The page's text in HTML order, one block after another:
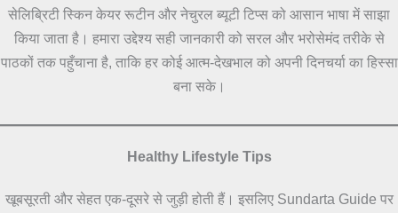
सेलिब्रिटी स्किन केयर रूटीन और नेचुरल ब्यूटी टिप्स को आसान भाषा में साझा
किया जाता है। हमारा उद्देश्य सही जानकारी को सरल और भरोसेमंद तरीके से
पाठकों तक पहुँचाना है, ताकि हर कोई आत्म-देखभाल को अपनी दिनचर्या का हिस्सा
बना सके।
Healthy Lifestyle Tips
खूबसूरती और सेहत एक-दूसरे से जुड़ी होती हैं। इसलिए Sundarta Guide पर